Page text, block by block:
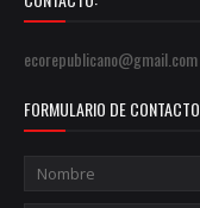
ecorepublicano@gmail.com
FORMULARIO DE CONTACTO